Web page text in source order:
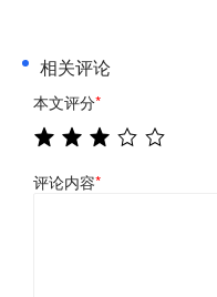
相关评论
本文评分*
评论内容*